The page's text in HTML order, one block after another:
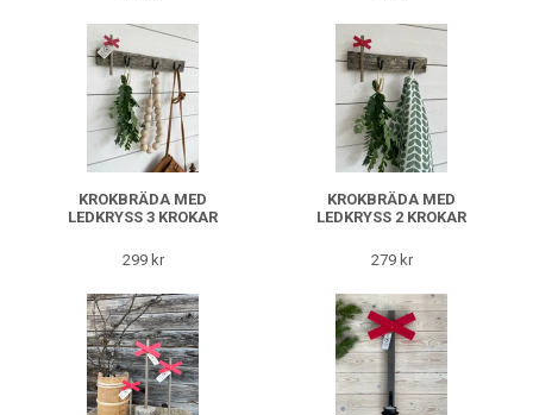
KROKBRÄDA MED
LEDKRYSS 3 KROKAR
299 kr
KROKBRÄDA MED
LEDKRYSS 2 KROKAR
279 kr